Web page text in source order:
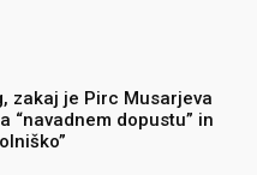
zakaj je Pirc Musarjeva
“navadnem dopustu” in